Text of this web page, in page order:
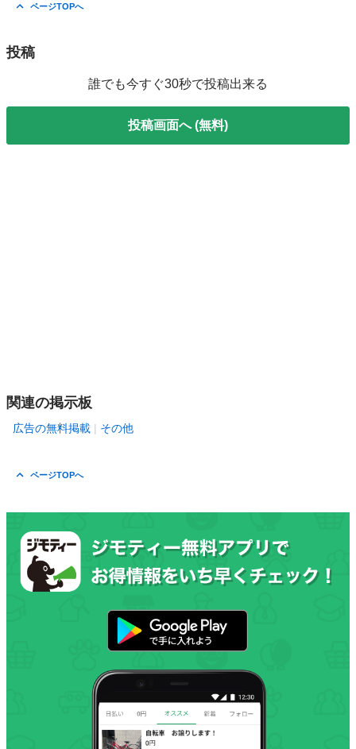
ページTOPへ
投稿
誰でも今すぐ30秒で投稿出来る
投稿画面へ (無料)
関連の掲示板
広告の無料掲載 その他
ページTOPへ